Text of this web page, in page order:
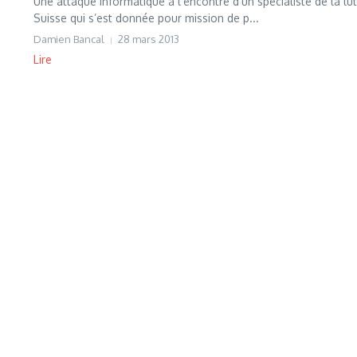
Suisse qui s’est donnée pour mission de p...
Damien Bancal 28 mars 2013
Lire